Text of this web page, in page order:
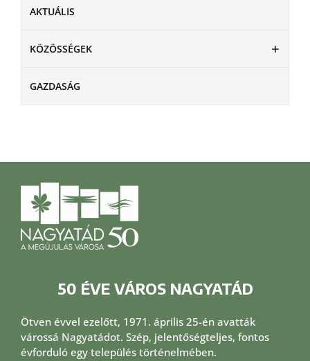
AKTUÁLIS
KÖZÖSSÉGEK
GAZDASÁG
50 ÉVE VÁROS NAGYATÁD
Ötven évvel ezelőtt, 1971. április 25-én avatták
várossá Nagyatádot. Szép, jelentőségteljes, fontos
évforduló egy település történelmében.